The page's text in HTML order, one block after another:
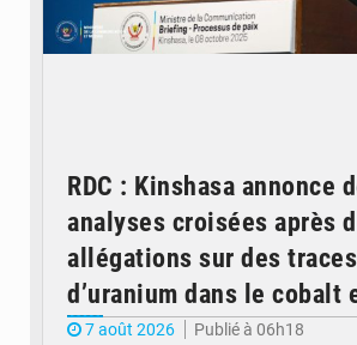
RDC : Kinshasa annonce
analyses croisées après
allégations sur des traces
d’uranium dans le cobalt
7 août 2026
Publié à 06h18